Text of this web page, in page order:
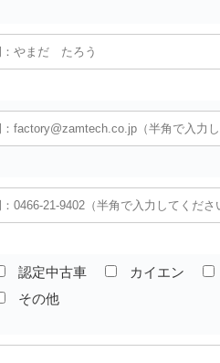
認定中古車 カイエン
その他